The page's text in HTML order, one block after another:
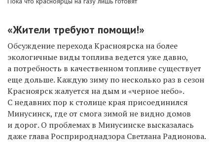
«Жители требуют помощи!»
Обсуждение перехода Красноярска на более
экологичные виды топлива ведется уже давно,
а потребность в качественном топливе существует
еще дольше. Каждую зиму по несколько раз в сезон
Красноярск жалуется на дым и «черное небо».
С недавних пор к столице края присоединился
Минусинск, где от смога зимой не видно домов
и дорог. О проблемах в Минусинске высказалась
даже глава Росприроднадзора Светлана Радионова.